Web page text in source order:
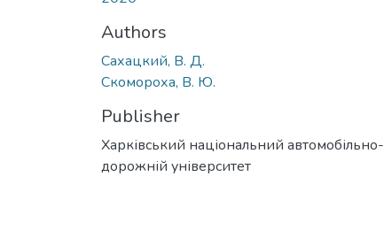
Authors
Сахацкий, В. Д.
Скомороха, В. Ю.
Publisher
Харківський національний автомобільно-
дорожній університет